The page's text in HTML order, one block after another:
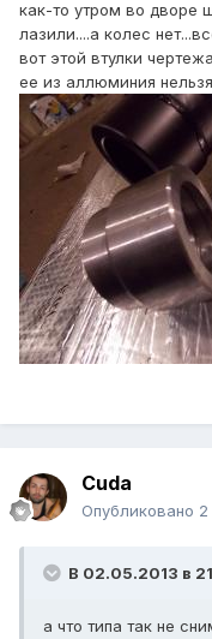
как-то утром во дворе
лазили....а колес
вот этой втулки
ее из аллюминия
Cuda
Опубликовано 2
В 02.05.2013 в
а что типа так не